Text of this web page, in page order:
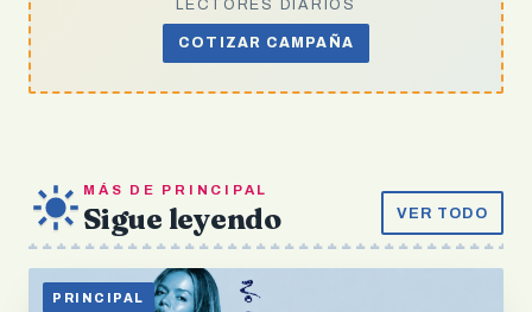
LECTORES DIARIOS
COTIZAR CAMPAÑA
MÁS DE PRINCIPAL
Sigue leyendo VER TODO
PRINCIPAL